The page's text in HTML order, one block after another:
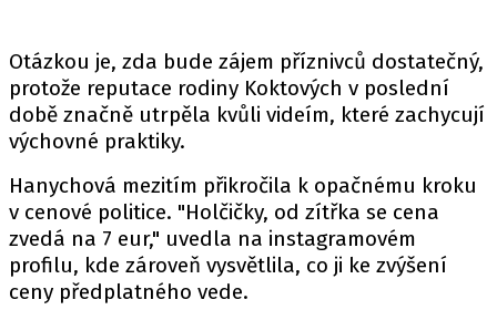
Otázkou je, zda bude zájem příznivců dostatečný,
protože reputace rodiny Koktových v poslední
době značně utrpěla kvůli videím, které zachycují
výchovné praktiky.
Hanychová mezitím přikročila k opačnému kroku
v cenové politice. "Holčičky, od zítřka se cena
zvedá na 7 eur," uvedla na instagramovém
profilu, kde zároveň vysvětlila, co ji ke zvýšení
ceny předplatného vede.